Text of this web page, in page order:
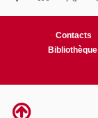
Contacts
Bibliothèque